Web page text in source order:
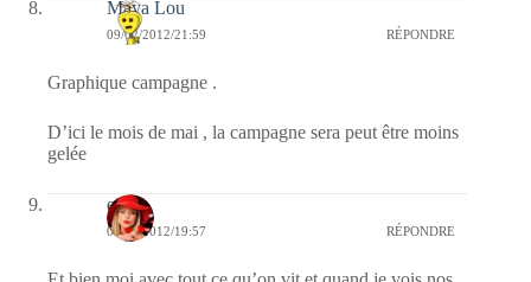
Maya Lou
09/02/2012/21:59 RÉPONDRE
Graphique campagne .
D’ici le mois de mai , la campagne sera peut être moins
gelée
ema
09/02/2012/19:57 RÉPONDRE